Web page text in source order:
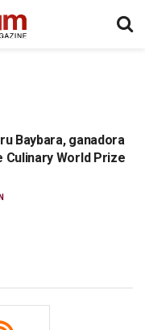
Baybara, ganadora
Culinary World Prize